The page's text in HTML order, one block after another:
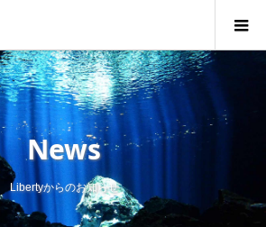
News
Libertyからのお知らせ